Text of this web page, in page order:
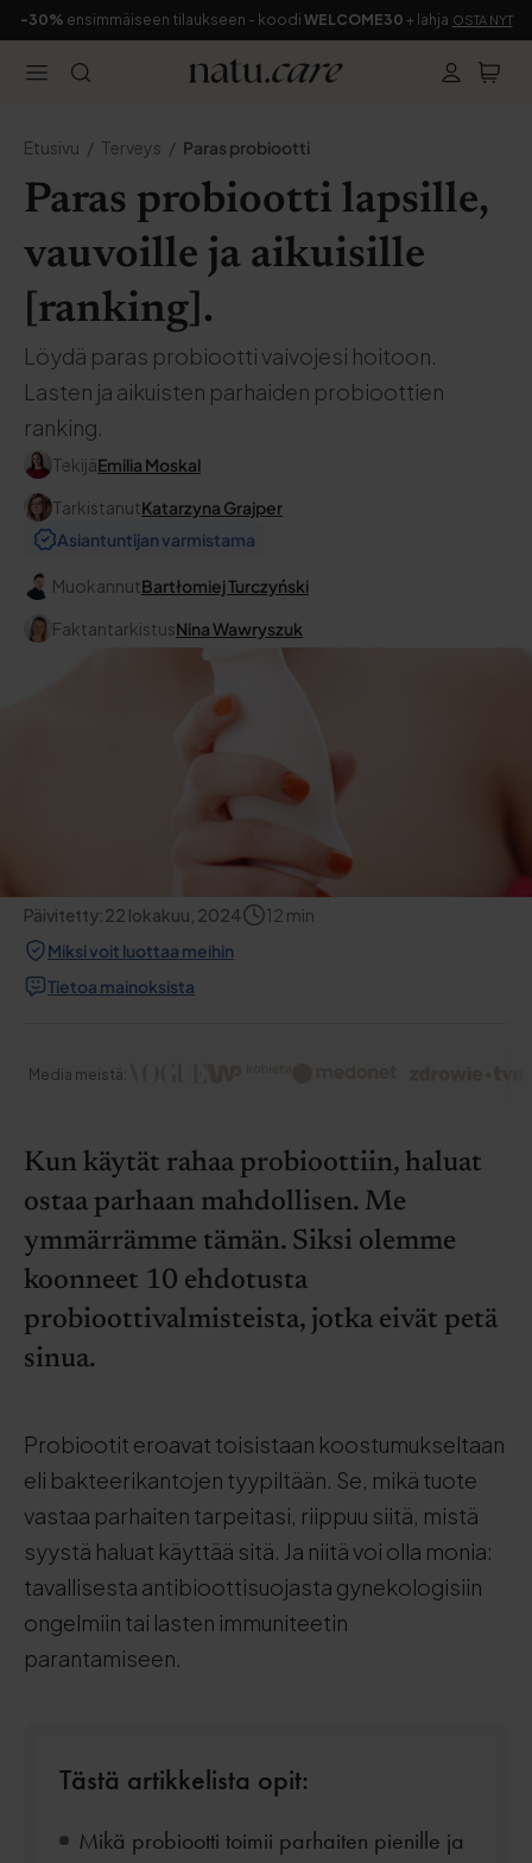
-30% ensimmäiseen tilaukseen - koodi WELCOME30 + lahja OSTA NYT
Etusivu Terveys Paras probiootti
Paras probiootti lapsille,
vauvoille ja aikuisille
[ranking].
Löydä paras probiootti vaivojesi hoitoon.
Lasten ja aikuisten parhaiden probioottien
ranking.
TekijäEmilia Moskal
TarkistanutKatarzyna Grajper
Asiantuntijan varmistama
MuokannutBartłomiej Turczyński
FaktantarkistusNina Wawryszuk
Päivitetty:22 lokakuu, 2024 12 min
Miksi voit luottaa meihin
Tietoa mainoksista
Media meistä:
Kun käytät rahaa probioottiin, haluat
ostaa parhaan mahdollisen. Me
ymmärrämme tämän. Siksi olemme
koonneet 10 ehdotusta
probioottivalmisteista, jotka eivät petä
sinua.
Probiootit eroavat toisistaan koostumukseltaan
eli bakteerikantojen tyypiltään. Se, mikä tuote
vastaa parhaiten tarpeitasi, riippuu siitä, mistä
syystä haluat käyttää sitä. Ja niitä voi olla monia:
tavallisesta antibioottisuojasta gynekologisiin
ongelmiin tai lasten immuniteetin
parantamiseen.
Tästä artikkelista opit:
Mikä probiootti toimii parhaiten pienille ja